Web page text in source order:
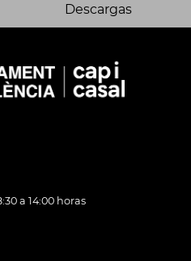
Descargas
a 14:00 horas